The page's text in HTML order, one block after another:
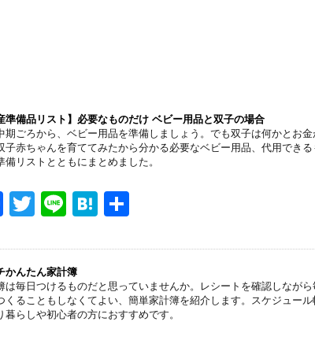
準備品リスト】必要なものだけ ベビー用品と双子の場合
期ごろから、ベビー用品を準備しましょう。でも双子は何かとお
子赤ちゃんを育ててみたから分かる必要なベビー用品、代用でき
備リストとともにまとめました。
F
c
e
b
T
tt
er
Li
e
H
e
n
a
かんたん家計簿
は毎日つけるものだと思っていませんか。レシートを確認しなが
くることもしなくてよい、簡単家計簿を紹介します。スケジュール
暮らしや初心者の方におすすめです。